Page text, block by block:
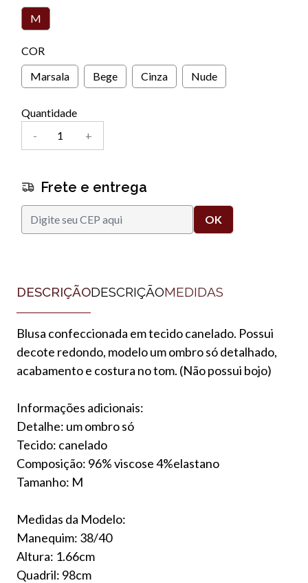
M
COR
Marsala
Bege Cinza Nude
Quantidade
-
+
Frete e entrega
DESCRIÇÃODESCRIÇÃOMEDIDAS
Blusa confeccionada em tecido canelado. Possui
decote redondo, modelo um ombro só detalhado,
acabamento e costura no tom. (Não possui bojo)
Informações adicionais:
Detalhe: um ombro só
Tecido: canelado
Composição: 96% viscose 4%elastano
Tamanho: M
Medidas da Modelo:
Manequim: 38/40
Altura: 1.66cm
Quadril: 98cm